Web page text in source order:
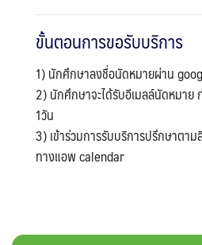
ขั้นตอนการขอรับบริการ
1) นักศึกษาลงชื่อนัดหมายผ่าน
2) นักศึกษาจะได้รับอีเมลล์นัดหมาย
1วัน
3) เข้าร่วมการรับบริการปรึกษาตา
ทางแอพ calendar